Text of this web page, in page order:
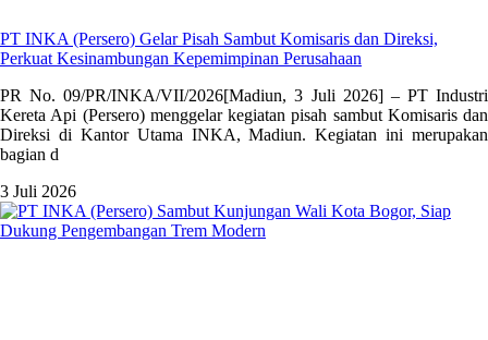
PT INKA (Persero) Gelar Pisah Sambut Komisaris dan Direksi,
Perkuat Kesinambungan Kepemimpinan Perusahaan
PR No. 09/PR/INKA/VII/2026[Madiun, 3 Juli 2026] – PT Industri
Kereta Api (Persero) menggelar kegiatan pisah sambut Komisaris dan
Direksi di Kantor Utama INKA, Madiun. Kegiatan ini merupakan
bagian d
3 Juli 2026